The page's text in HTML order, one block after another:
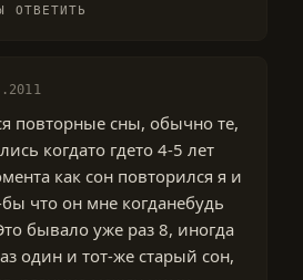
ОТВЕТИТЬ
повторные сны, обычно те,
когдато гдето 4-5 лет
как сон повторился я и
что он мне когданебудь
бывало уже раз 8, иногда
один и тот-же старый сон,